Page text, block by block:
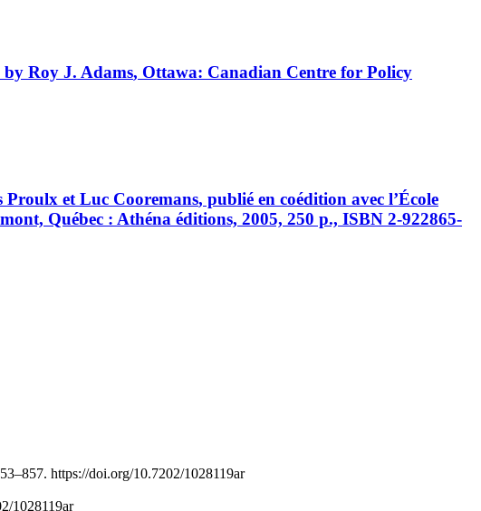
by Roy J. Adams, Ottawa: Canadian Centre for Policy
Proulx et Luc Cooremans, publié en coédition avec l’École
Québec : Athéna éditions, 2005, 250 p., ISBN 2-922865-
https://doi.org/10.7202/1028119ar
1028119ar